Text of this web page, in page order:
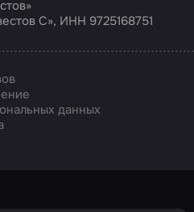
С», ИНН 9725168751
данных